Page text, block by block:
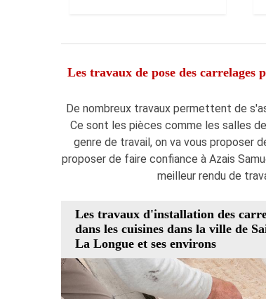
Les travaux de pose des
De nombreux travaux permettent de
Ce sont les pièces comme les salles
genre de travail, on va vous proposer
proposer de faire confiance à Azais
meilleur rendu de
Les travaux d'installation des
dans les cuisines dans la ville de
La Longue et ses environs